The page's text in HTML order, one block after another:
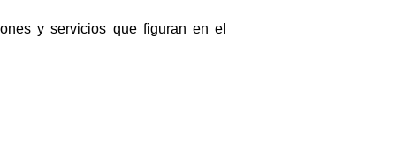
y servicios que figuran en el